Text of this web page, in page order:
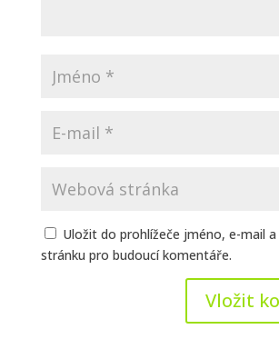
Uložit do prohlížeče jméno, e-mail
stránku pro budoucí komentáře.